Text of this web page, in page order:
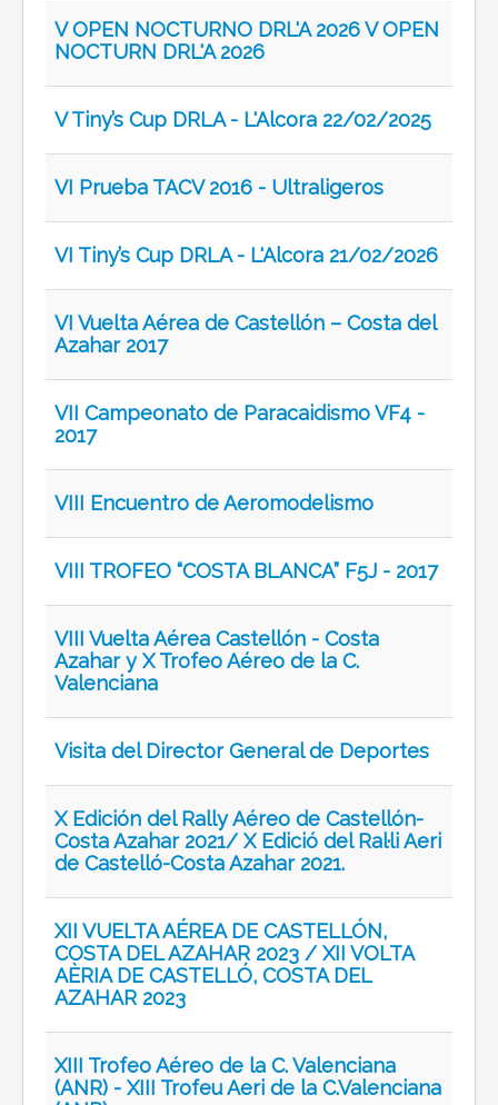
V OPEN NOCTURNO DRL'A 2026 V OPEN
NOCTURN DRL'A 2026
V Tiny’s Cup DRLA - L'Alcora 22/02/2025
VI Prueba TACV 2016 - Ultraligeros
VI Tiny’s Cup DRLA - L'Alcora 21/02/2026
VI Vuelta Aérea de Castellón – Costa del
Azahar 2017
VII Campeonato de Paracaidismo VF4 -
2017
VIII Encuentro de Aeromodelismo
VIII TROFEO “COSTA BLANCA” F5J - 2017
VIII Vuelta Aérea Castellón - Costa
Azahar y X Trofeo Aéreo de la C.
Valenciana
Visita del Director General de Deportes
X Edición del Rally Aéreo de Castellón-
Costa Azahar 2021/ X Edició del Ral·li Aeri
de Castelló-Costa Azahar 2021.
XII VUELTA AÉREA DE CASTELLÓN,
COSTA DEL AZAHAR 2023 / XII VOLTA
AÈRIA DE CASTELLÓ, COSTA DEL
AZAHAR 2023
XIII Trofeo Aéreo de la C. Valenciana
(ANR) - XIII Trofeu Aeri de la C.Valenciana